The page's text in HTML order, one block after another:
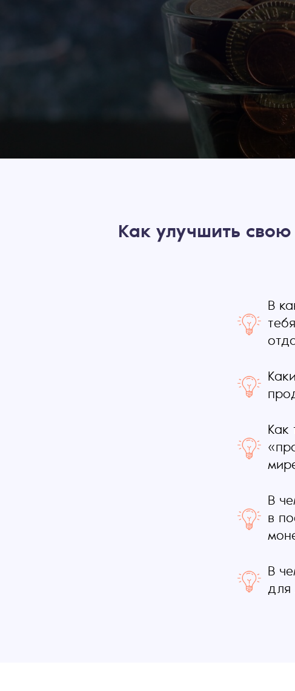
Как улучшить
В
Как
В
в
В
для